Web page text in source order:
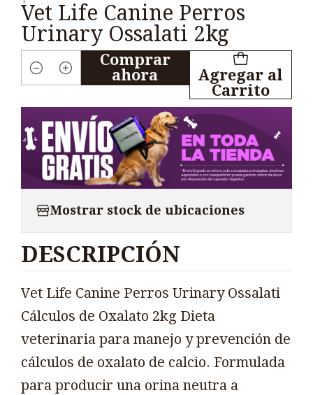
Vet Life Canine Perros
Urinary Ossalati 2kg
Cantidad
Agregar al
Carrito
Comprar
ahora
Mostrar stock de ubicaciones
DESCRIPCIÓN
Vet Life Canine Perros Urinary Ossalati
Cálculos de Oxalato 2kg Dieta
veterinaria para manejo y prevención de
cálculos de oxalato de calcio. Formulada
para producir una orina neutra a